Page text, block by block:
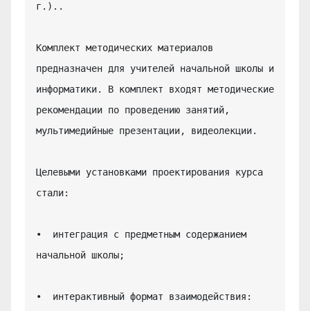
г.)..
Комплект методических материалов
предназначен для учителей начальной школы и
информатики. В комплект входят методические
рекомендации по проведению занятий,
мультимедийные презентации, видеолекции.
Целевыми установками проектирования курса
стали:
•  интеграция с предметным содержанием
начальной школы;
•  интерактивный формат взаимодействия: